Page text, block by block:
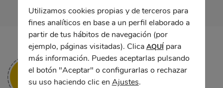
Utilizamos cookies propias y de terceros para
fines analíticos en base a un perfil elaborado a
partir de tus hábitos de navegación (por
ejemplo, páginas visitadas). Clica AQUÍpara
más información. Puedes aceptarlas pulsando
el botón "Aceptar" o configurarlas o rechazar
su uso haciendo clic en Ajustes.